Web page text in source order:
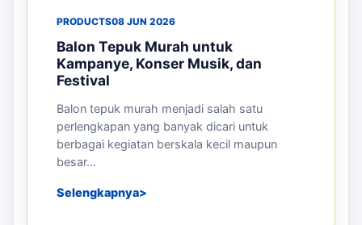
PRODUCTS08 JUN 2026
Balon Tepuk Murah untuk
Kampanye, Konser Musik, dan
Festival
Balon tepuk murah menjadi salah satu
perlengkapan yang banyak dicari untuk
berbagai kegiatan berskala kecil maupun
besar...
Selengkapnya